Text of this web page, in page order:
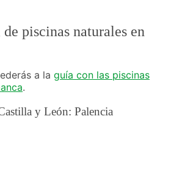
piscinas naturales en
a la guía con las piscinas
.
y León: Palencia